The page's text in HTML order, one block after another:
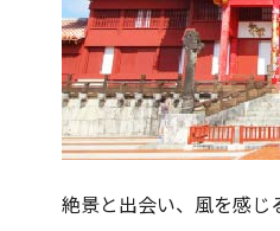
絶景と出会い、風を感